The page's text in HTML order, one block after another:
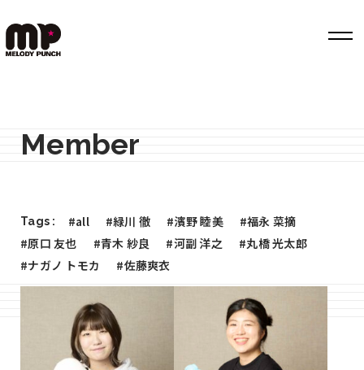
Works
Company Info
Recruit
Member
Tags : #all #緑川 徹 #濱野 睦美
#福永 菜摘
#原口 友也
#青木 紗良 #河副 洋之
#丸橋 光太郎
#ナガノ トモカ
#佐藤爽衣